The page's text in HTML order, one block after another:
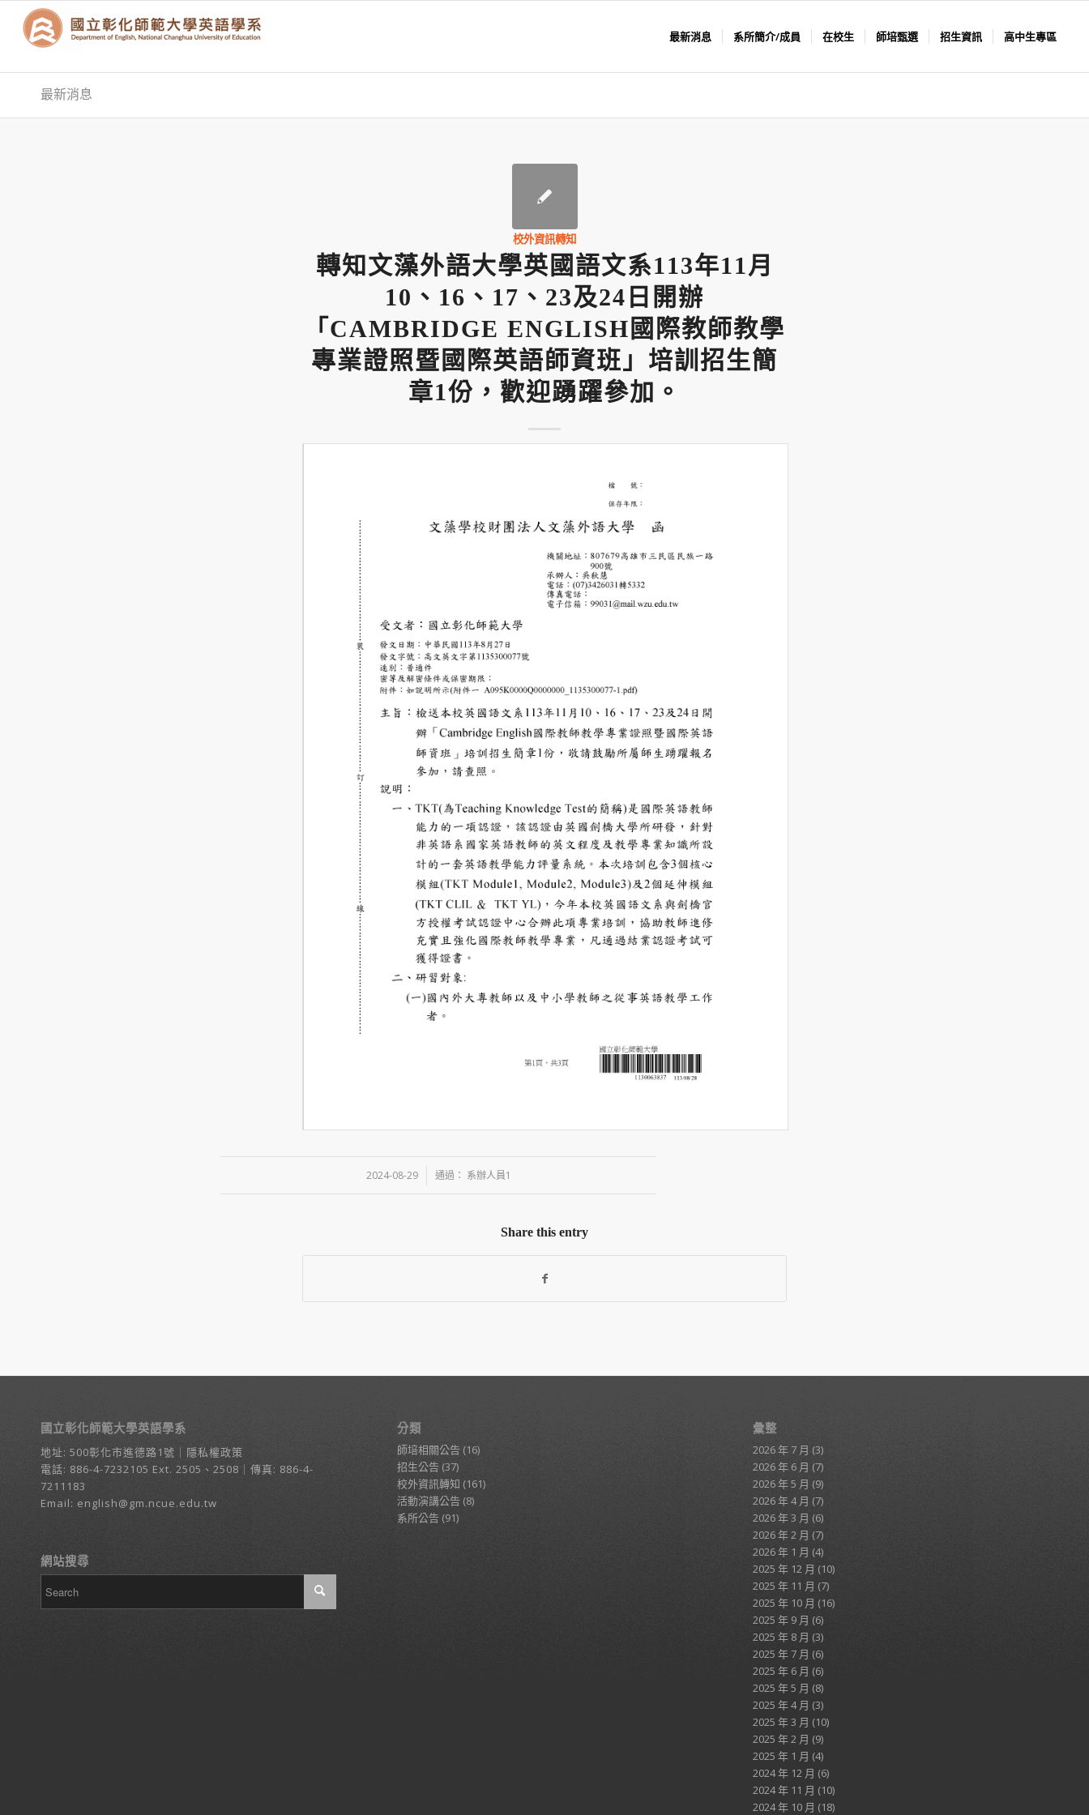
最新消息 系所簡介/成員 在校生 師培甄選 招生資訊 高中生專區
最新消息
校外資訊轉知
轉知文藻外語大學英國語文系113年11月
10、16、17、23及24日開辦
「CAMBRIDGE ENGLISH國際教師教學
專業證照暨國際英語師資班」培訓招生簡
章1份，歡迎踴躍參加。
2024-08-29
/ 通過： 系辦人員1
Share this entry
國立彰化師範大學英語學系
地址: 500彰化市進德路1號
隱私權政策
電話: 886-4-7232105 Ext. 2505、2508｜傳真: 886-4-
7211183
Email: english@gm.ncue.edu.tw
網站搜尋
分類
師培相關公告(16)
招生公告 (37)
校外資訊轉知 (161)
活動演講公告 (8)
系所公告(91)
彙整
2026 年 7 月 (3)
2026 年 6 月 (7)
2026 年 5 月 (9)
2026 年 4 月 (7)
2026 年 3 月 (6)
2026 年 2 月 (7)
2026 年 1 月 (4)
2025 年 12 月 (10)
2025 年 11 月 (7)
2025 年 10 月 (16)
2025 年 9 月 (6)
2025 年 8 月 (3)
2025 年 7 月 (6)
2025 年 6 月 (6)
2025 年 5 月 (8)
2025 年 4 月 (3)
2025 年 3 月 (10)
2025 年 2 月 (9)
2025 年 1 月 (4)
2024 年 12 月 (6)
2024 年 11 月 (10)
2024 年 10 月 (18)